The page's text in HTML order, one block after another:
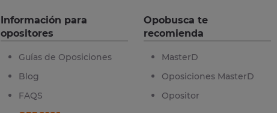
Información para
opositores
Guías de Oposiciones
Blog
FAQS
Opobusca te
recomienda
MasterD
Oposiciones MasterD
Opositor